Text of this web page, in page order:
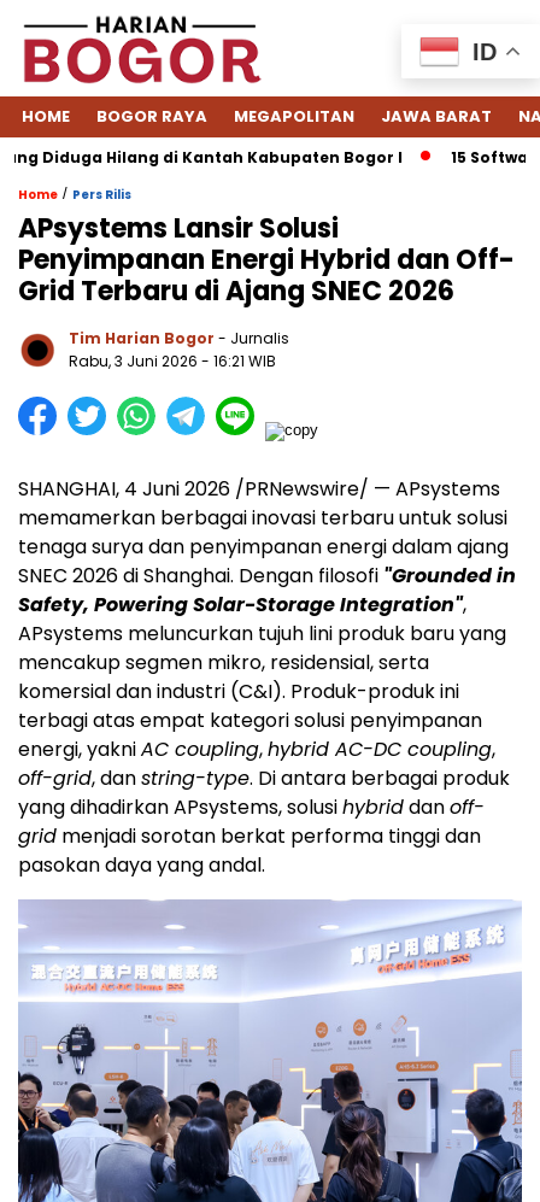
HOME BOGOR RAYA MEGAPOLITAN JAWA BARAT
Hilang di Kantah Kabupaten Bogor I 15 Software
Home / Pers Rilis
APsystems Lansir Solusi
Penyimpanan Energi Hybrid dan Off-
Grid Terbaru di Ajang SNEC 2026
Tim Harian Bogor - Jurnalis
Rabu, 3 Juni 2026 - 16:21 WIB
SHANGHAI, 4 Juni 2026 /PRNewswire/ — APsystems
memamerkan berbagai inovasi terbaru untuk solusi
tenaga surya dan penyimpanan energi dalam ajang
SNEC 2026 di Shanghai. Dengan filosofi "Grounded in
Safety, Powering Solar-Storage Integration",
APsystems meluncurkan tujuh lini produk baru yang
mencakup segmen mikro, residensial, serta
komersial dan industri (C&I). Produk-produk ini
terbagi atas empat kategori solusi penyimpanan
energi, yakniAC coupling,hybrid AC-DC coupling,
off-grid, danstring-type. Di antara berbagai produk
yang dihadirkan APsystems, solusihybriddanoff-
grid menjadi sorotan berkat performa tinggi dan
pasokan daya yang andal.
ID